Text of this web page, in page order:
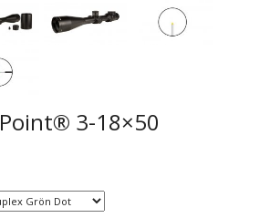
3-18×50